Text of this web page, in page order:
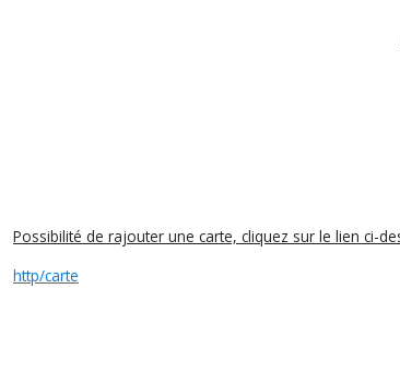
Possibilité de rajouter une carte, cliquez sur le lien ci-
http/carte